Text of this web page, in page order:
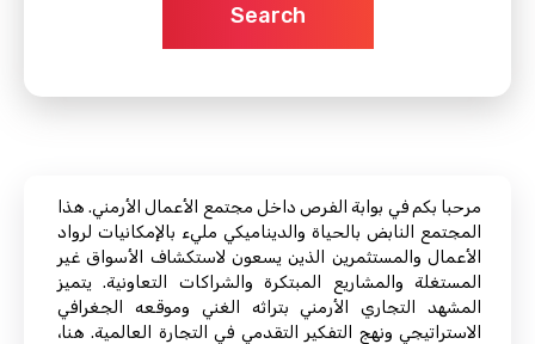
Search
مرحبا بكم في بوابة الفرص داخل مجتمع الأعمال الأرمني. هذا
المجتمع النابض بالحياة والديناميكي مليء بالإمكانيات لرواد
الأعمال والمستثمرين الذين يسعون لاستكشاف الأسواق غير
المستغلة والمشاريع المبتكرة والشراكات التعاونية. يتميز
المشهد التجاري الأرمني بتراثه الغني وموقعه الجغرافي
الاستراتيجي ونهج التفكير التقدمي في التجارة العالمية. هنا،